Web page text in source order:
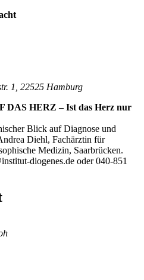
1, 22525 Hamburg
HERZ – Ist das Herz nur
Blick auf Diagnose und
Diehl, Fachärztin für
Medizin, Saarbrücken.
diogenes.de oder 040-851